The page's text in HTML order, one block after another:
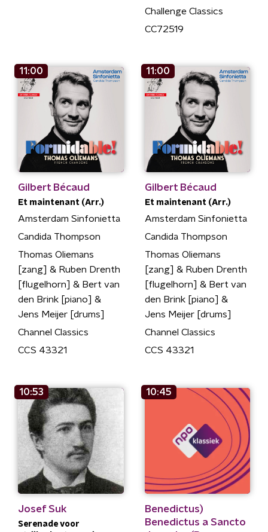
Challenge Classics
CC72519
11:00
Gilbert Bécaud
Et maintenant (Arr.)
Amsterdam Sinfonietta
Candida Thompson
Thomas Oliemans
[zang] & Ruben Drenth
[flugelhorn] & Bert van
den Brink [piano] &
Jens Meijer [drums]
Channel Classics
CCS 43321
11:00
Gilbert Bécaud
Et maintenant (Arr.)
Amsterdam Sinfonietta
Candida Thompson
Thomas Oliemans
[zang] & Ruben Drenth
[flugelhorn] & Bert van
den Brink [piano] &
Jens Meijer [drums]
Channel Classics
CCS 43321
10:53
Josef Suk
Serenade voor
10:45
Benedictus)
Benedictus a Sancto